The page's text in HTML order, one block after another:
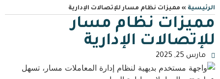
الرئيسية » مميزات نظام مسار للإتصالات الإدارية
مميزات نظام مسار
للإتصالات الإدارية
مارس 25, 2025